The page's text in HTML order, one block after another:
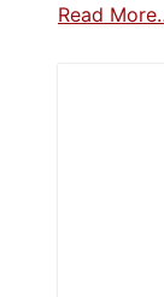
Read